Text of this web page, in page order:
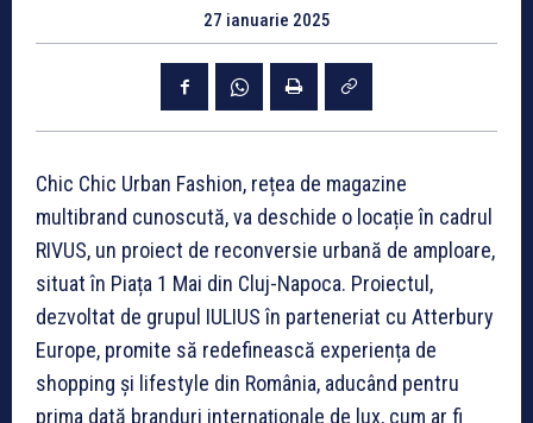
27 ianuarie 2025
Chic Chic Urban Fashion, rețea de magazine
multibrand cunoscută, va deschide o locație în cadrul
RIVUS, un proiect de reconversie urbană de amploare,
situat în Piața 1 Mai din Cluj-Napoca. Proiectul,
dezvoltat de grupul IULIUS în parteneriat cu Atterbury
Europe, promite să redefinească experiența de
shopping și lifestyle din România, aducând pentru
prima dată branduri internaționale de lux, cum ar fi